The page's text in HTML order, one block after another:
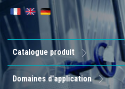
Catalogue produit
Domaines d'application